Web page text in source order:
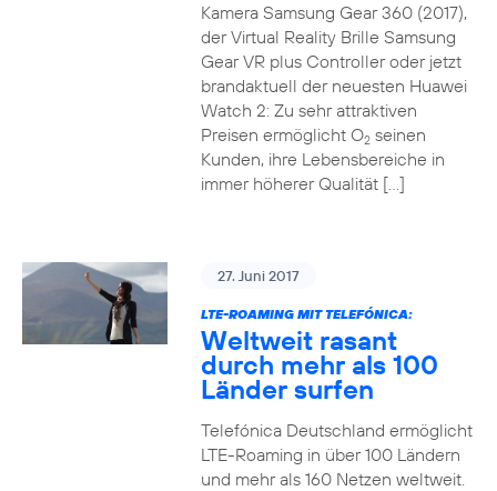
Kamera Samsung Gear 360 (2017),
der Virtual Reality Brille Samsung
Gear VR plus Controller oder jetzt
brandaktuell der neuesten Huawei
Watch 2: Zu sehr attraktiven
Preisen ermöglicht O2seinen
Kunden, ihre Lebensbereiche in
immer höherer Qualität […]
27. Juni 2017
LTE-ROAMING MIT TELEFÓNICA:
Weltweit rasant
durch mehr als 100
Länder surfen
Telefónica Deutschland ermöglicht
LTE-Roaming in über 100 Ländern
und mehr als 160 Netzen weltweit.